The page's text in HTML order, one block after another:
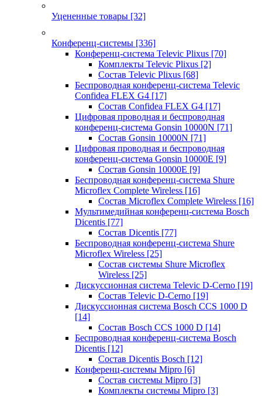
Уцененные товары [32]
Конференц-системы [336]
Конференц-система Televic Plixus [70]
Комплекты Televic Plixus [2]
Состав Televic Plixus [68]
Беспроводная конференц-система Televic
Confidea FLEX G4 [17]
Состав Confidea FLEX G4 [17]
Цифровая проводная и беспроводная
конференц-система Gonsin 10000N [71]
Состав Gonsin 10000N [71]
Цифровая проводная и беспроводная
конференц-система Gonsin 10000E [9]
Состав Gonsin 10000E [9]
Беспроводная конференц-система Shure
Microflex Complete Wireless [16]
Состав Microflex Complete Wireless [16]
Мультимедийная конференц-система Bosch
Dicentis [77]
Состав Dicentis [77]
Беспроводная конференц-система Shure
Microflex Wireless [25]
Состав системы Shure Microflex
Wireless [25]
Дискуссионная система Televic D-Cerno [19]
Состав Televic D-Cerno [19]
Дискуссионная система Bosch CCS 1000 D
[14]
Состав Bosch CCS 1000 D [14]
Беспроводная конференц-система Bosch
Dicentis [12]
Состав Dicentis Bosch [12]
Конференц-системы Mipro [6]
Состав системы Mipro [3]
Комплекты системы Mipro [3]